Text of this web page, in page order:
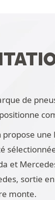
de
propose
et
sortie
monte.